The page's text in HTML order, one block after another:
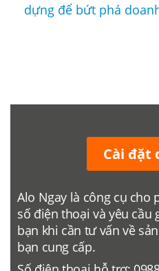
dựng để bứt phá
Cài đặt
Alo Ngay là công cụ cho
số điện thoại và yêu cầu
bạn khi cần tư vấn về
bạn cung cấp.